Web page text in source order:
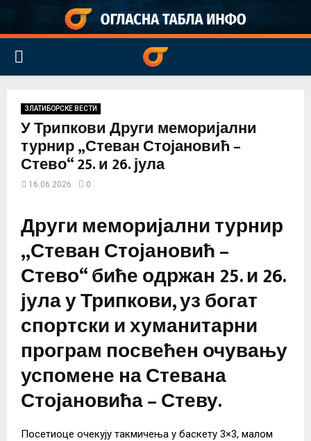
PRIMARY
ЗЛАТИБОРСКЕ ВЕСТИ
У Трипкови Други меморијални
турнир „Стеван Стојановић –
Стево“ 25. и 26. јула
16.06.2026 0
Други меморијални турнир
„Стеван Стојановић –
Стево“ биће одржан 25. и 26.
јула у Трипкови, уз богат
спортски и хуманитарни
програм посвећен очувању
успомене на Стевана
Стојановића – Стеву.
Посетиоце очекују такмичења у баскету 3×3, малом